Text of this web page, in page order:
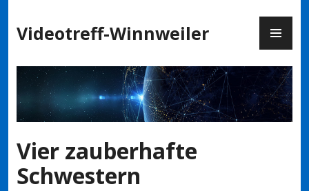
Inhalt
springen
Videotreff-Winnweiler
Vier zauberhafte
Schwestern